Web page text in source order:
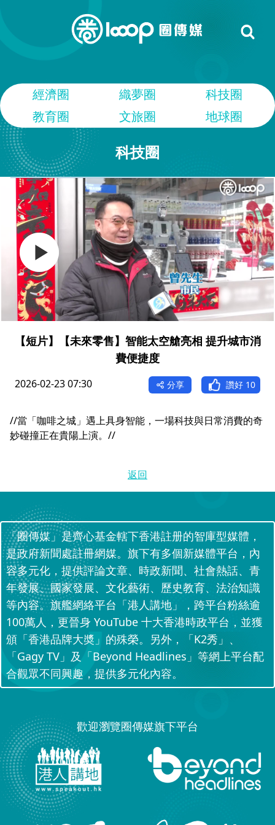
經濟圈 織夢圈
科技圈
教育圈
文旅圈 地球圈
科技圈
【短片】【未來零售】智能太空艙亮相 提升城市消
費便捷度
2026-02-23 07:30 分享 讚好 10
//當「咖啡之城」遇上具身智能，一場科技與日常消費的奇
妙碰撞正在貴陽上演。//
返回
「圈傳媒」是齊心基金轄下香港註册的智庫型媒體，
是政府新聞處註冊網媒。旗下有多個新媒體平台，內
容多元化，提供評論文章、時政新聞、社會熱話、青
年發展、國家發展、文化藝術、歷史教育、法治知識
等內容。旗艦網絡平台「港人講地」，跨平台粉絲逾
100萬人，更晉身 YouTube 十大香港時政平台，並獲
頒「香港品牌大奬」的殊榮。另外，「K2秀」、
「Gagy TV」及「Beyond Headlines」等網上平台配
合觀眾不同興趣，提供多元化內容。
歡迎瀏覽圈傳媒旗下平台